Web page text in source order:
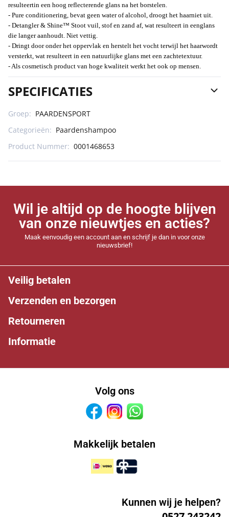
resulteertin een hoog reflecterende glans na het borstelen.
- Pure conditionering, bevat geen water of alcohol, droogt het haarniet uit.
- Detangler & Shine™ Stoot vuil, stof en zand af, wat resulteert in eenglans
die langer aanhoudt. Niet vettig.
- Dringt door onder het oppervlak en herstelt het vocht terwijl het haarwordt
versterkt, wat resulteert in een natuurlijke glans met een zachtetextuur.
- Als cosmetisch product van hoge kwaliteit werkt het ook op mensen.
SPECIFICATIES
Groep: PAARDENSPORT
Categorieën: Paardenshampoo
Product Nummer: 0001468653
Wil je altijd op de hoogte blijven
van onze nieuwtjes en acties?
Maak eenvoudig een account aan en schrijf je dan in voor onze
nieuwsbrief!
Veilig betalen
Verzenden en bezorgen
Retourneren
Informatie
Volg ons
FacebookInstagram
Makkelijk betalen
Kunnen wij je helpen?